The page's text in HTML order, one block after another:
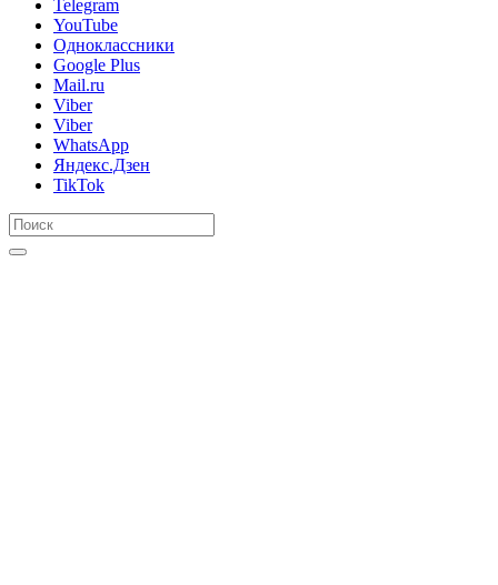
Telegram
YouTube
Одноклассники
Google Plus
Mail.ru
Viber
Viber
WhatsApp
Яндекс.Дзен
TikTok